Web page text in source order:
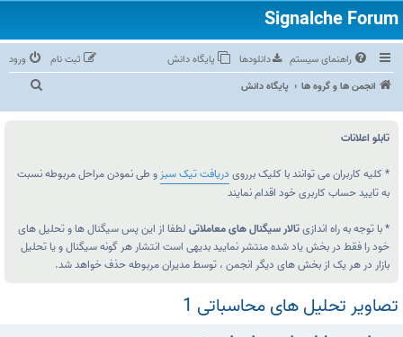
راهنمای سیستم دانلودها پایگاه دانش ورود
ثبت نام
انجمن ها و گروه ها
پایگاه دانش
ج
تابلو اعلانات
* کلیه کاربران می توانند با کلیک برروی دریافت تیک سبز و طی نمودن مراحل مربوطه نسبت
به تایید حساب کاربری خود اقدام نمایند
* با توجه به راه اندازیتالار سیگنال های معاملاتی لطفا از این پس سیگنال ها و تحلیل های
خود را فقط در بخش یاد شده منتشر نمایید بدیهی است انتشار هر گونه سیگنال و یا تحلیل
بازار در هر یک از بخش های دیگر انجمن ، توسط مدیران مربوطه حذف خواهد شد.
تصاویر تحلیل های محاسباتی 1